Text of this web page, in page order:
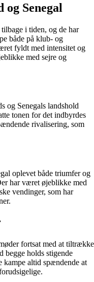
Senegal
i tiden, og de har
både på klub- og
fyldt med intensitet og
med sejre og
og Senegals landshold
tonen for det indbyrdes
rivalisering, som
oplevet både triumfer og
har været øjeblikke med
vendinger, som har
fortsat med at tiltrække
begge holds stigende
kampe altid spændende at